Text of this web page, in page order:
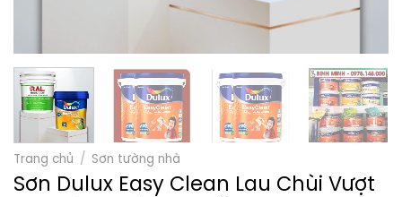
Trang chủ / Sơn tường nhà
Sơn Dulux Easy Clean Lau Chùi Vượt